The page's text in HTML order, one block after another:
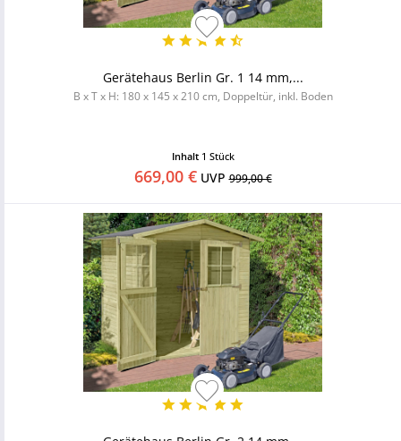
Gerätehaus Berlin Gr. 1 14 mm,...
B x T x H: 180 x 145 x 210 cm, Doppeltür, inkl. Boden
Inhalt 1 Stück
669,00 €UVP999,00 €